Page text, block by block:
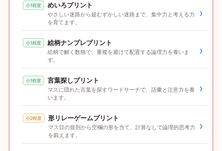
小1程度 めいろプリント
やさしい迷路から超むずかしい迷路まで、集中力と考える力
を育てます。
›
小1程度 絵柄ナンプレプリント
絵柄で解く数独で、重複を避けて配置する論理力を養いま
す。
›
小1程度 言葉探しプリント
マスに隠れた言葉を探すワードサーチで、語彙と注意力を養
います。
›
小2程度 形リレーゲームプリント
マス目の規則から空欄の形を当て、計算なしで論理的思考力
を鍛えます。
›